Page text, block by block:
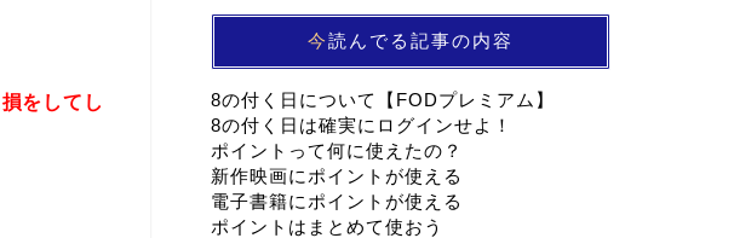
損をしてし
今読んでる記事の内容
8の付く日について【FODプレミアム】
8の付く日は確実にログインせよ！
ポイントって何に使えたの？
新作映画にポイントが使える
電子書籍にポイントが使える
ポイントはまとめて使おう